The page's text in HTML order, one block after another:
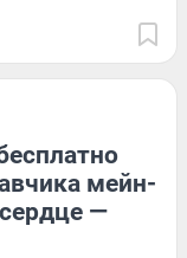
мейн-
—